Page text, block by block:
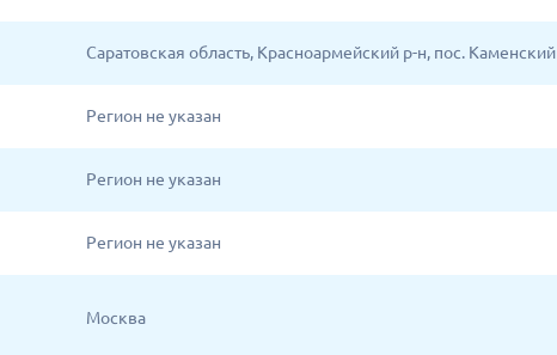
Саратовская область, Красноармейский р-н, пос. Каменский
Регион не указан
Регион не указан
Регион не указан
Москва